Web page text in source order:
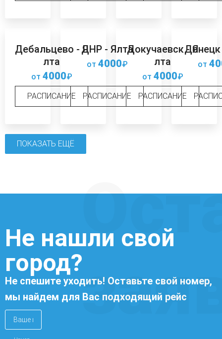
Дебальцево - Я
лта
от 4000₽
РАСПИСАНИЕ
ДНР - Ялта
от 4000₽
РАСПИСАНИЕ
Докучаевск - Я
лта
от 4000₽
РАСПИСАНИЕ
от
ПОКАЗАТЬ ЕЩЁ
Не нашли свой
город?
Не спешите уходить! Оставьте свой номер,
мы найдем для Вас подходящий рейс